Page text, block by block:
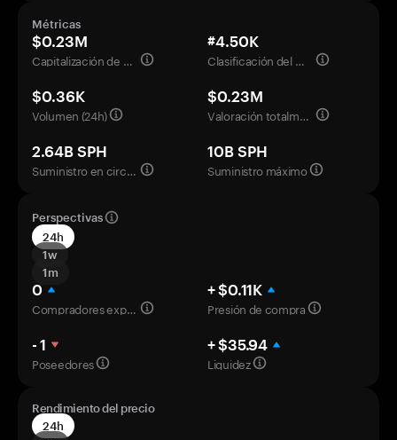
Métricas
$0.23M
Capitalización de mercado
#4.50K
Clasificación del mercado
$0.36K
Volumen (24h)
$0.23M
Valoración totalmente diluida
2.64B SPH
Suministro en circulación
10B SPH
Suministro máximo
Perspectivas
24h
1w
1m
0
Compradores experimentados
+ $0.11K
Presión de compra
- 1
Poseedores
+ $35.94
Liquidez
Rendimiento del precio
24h